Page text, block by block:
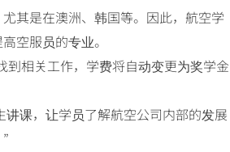
其是在澳洲、韩国等。因此，航空学
空服员的专业。
相关工作，学费将自动变更为奖学金
课，让学员了解航空公司内部的发展